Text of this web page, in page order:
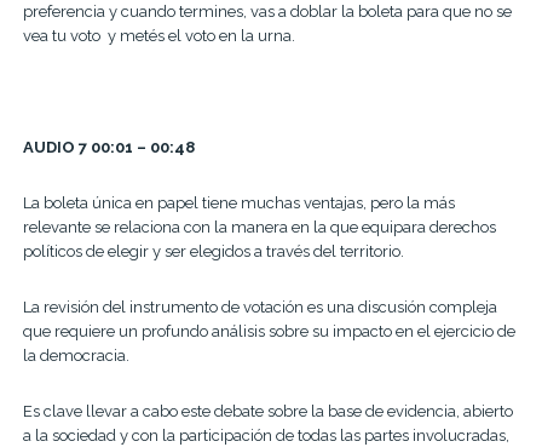
preferencia y cuando termines, vas a doblar la boleta para que no se
vea tu voto y metés el voto en la urna.
AUDIO 7 00:01 – 00:48
La boleta única en papel tiene muchas ventajas, pero la más
relevante se relaciona con la manera en la que equipara derechos
políticos de elegir y ser elegidos a través del territorio.
La revisión del instrumento de votación es una discusión compleja
que requiere un profundo análisis sobre su impacto en el ejercicio de
la democracia.
Es clave llevar a cabo este debate sobre la base de evidencia, abierto
a la sociedad y con la participación de todas las partes involucradas,